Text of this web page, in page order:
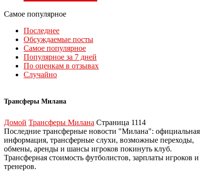
Самое популярное
Последнее
Обсуждаемые посты
Самое популярное
Популярное за 7 дней
По оценкам в отзывах
Случайно
Трансферы Милана
Домой Трансферы Милана Страница 1114
Последние трансферные новости "Милана": официальная
информация, трансферные слухи, возможные переходы,
обмены, аренды и шансы игроков покинуть клуб.
Трансферная стоимость футболистов, зарплаты игроков и
тренеров.